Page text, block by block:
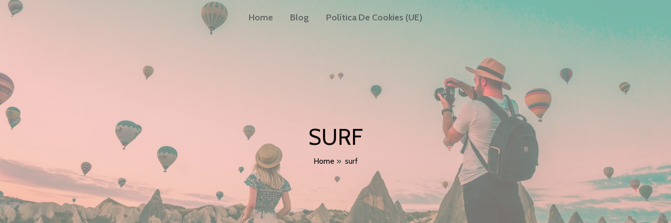
Home Blog Política De Cookies (UE)
SURF
Home » surf